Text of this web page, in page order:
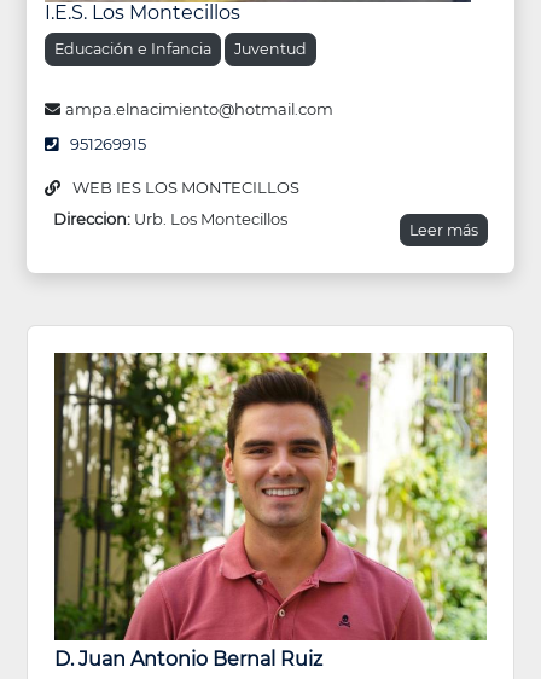
D. Juan Antonio Bernal Ruiz
I.E.S. Los Montecillos
Educación e Infancia Juventud
ampa.elnacimiento@hotmail.com
951269915
WEB IES LOS MONTECILLOS
Direccion: Urb. Los Montecillos
Leer más